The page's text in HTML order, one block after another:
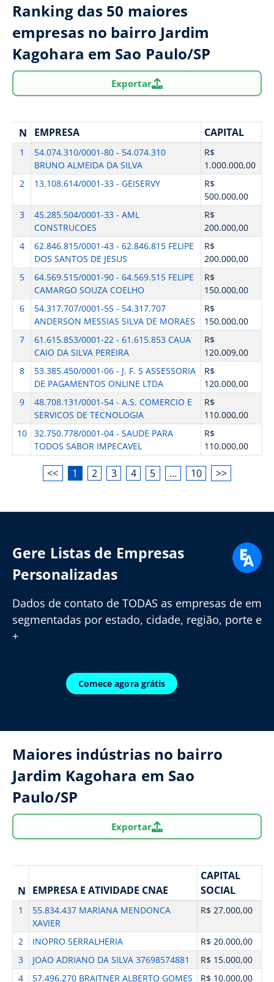
Ranking das 50 maiores
empresas no bairro Jardim
Kagohara em Sao Paulo/SP
Exportar
N EMPRESA CAPITAL
1
54.074.310/0001-80 - 54.074.310
BRUNO ALMEIDA DA SILVA
R$
1.000.000,00
2
13.108.614/0001-33 - GEISERVY
R$
500.000,00
3
45.285.504/0001-33 - AML
CONSTRUCOES
R$
200.000,00
4
62.846.815/0001-43 - 62.846.815 FELIPE
DOS SANTOS DE JESUS
R$
200.000,00
5
64.569.515/0001-90 - 64.569.515 FELIPE
CAMARGO SOUZA COELHO
R$
150.000,00
6
54.317.707/0001-55 - 54.317.707
ANDERSON MESSIAS SILVA DE MORAES
R$
150.000,00
7
61.615.853/0001-22 - 61.615.853 CAUA
CAIO DA SILVA PEREIRA
R$
120.009,00
8
53.385.450/0001-06 - J. F. S ASSESSORIA
DE PAGAMENTOS ONLINE LTDA
R$
120.000,00
9
48.708.131/0001-54 - A.S. COMERCIO E
SERVICOS DE TECNOLOGIA
R$
110.000,00
10
32.750.778/0001-04 - SAUDE PARA
TODOS SABOR IMPECAVEL
R$
110.000,00
<< 1 2 3 4 5 … 10 >>
Gere Listas de Empresas
Personalizadas
Dados de contato de TODAS as empresas de em
segmentadas por estado, cidade, região, porte e
+
Comece agora grátis
Maiores indústrias no bairro
Jardim Kagohara em Sao
Paulo/SP
Exportar
N EMPRESA E ATIVIDADE CNAE
CAPITAL
SOCIAL
1
55.834.437 MARIANA MENDONCA
XAVIER
R$ 27.000,00
2 INOPRO SERRALHERIA
R$ 20.000,00
3
JOAO ADRIANO DA SILVA 37698574881
R$ 15.000,00
4
57.496.270 BRAITNER ALBERTO GOMES R$ 10.000,00